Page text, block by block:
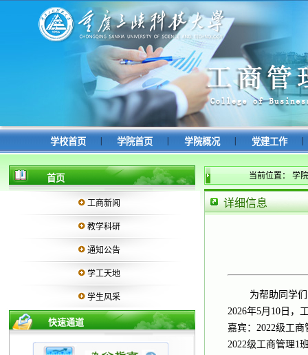
学校首页 学院首页 学院概况 党建工作
首页
工商新闻
教学科研
通知公告
学工天地
学生风采
快速通道
当前位置： 学
详细信息
为帮助同学
2026年5月10日，
嘉宾：2022级工
2022级工商管理1